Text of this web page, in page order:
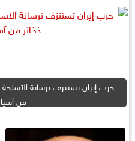
حرب إيران تستنزف ترسانة
من آسيا